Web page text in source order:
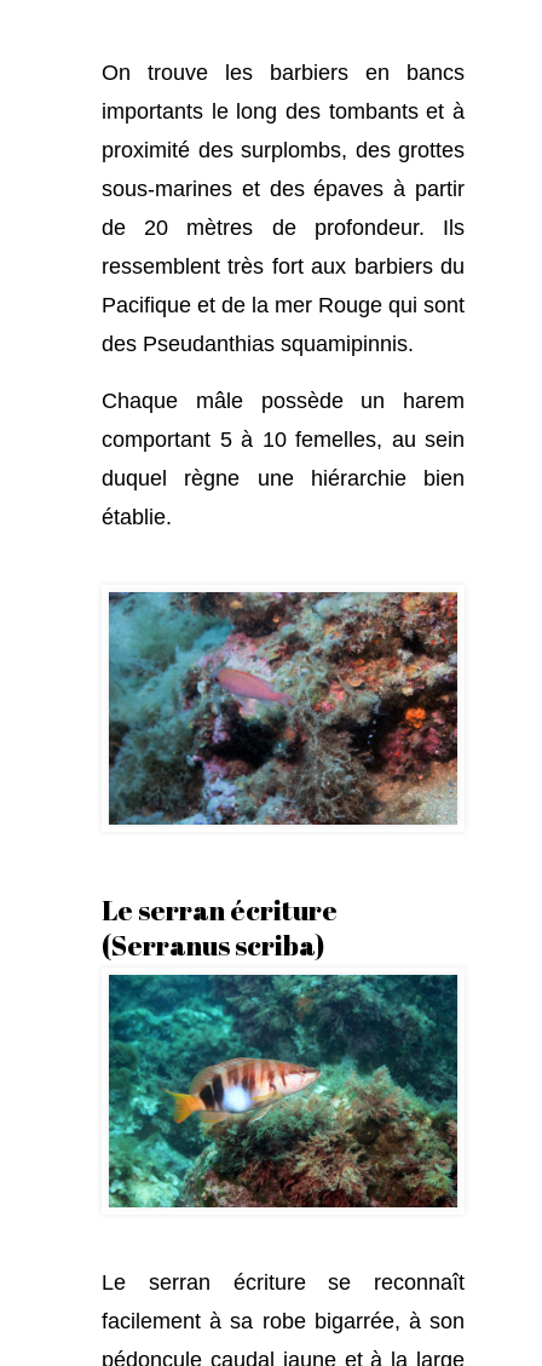
On trouve les barbiers en bancs
importants le long des tombants et à
proximité des surplombs, des grottes
sous-marines et des épaves à partir
de 20 mètres de profondeur. Ils
ressemblent très fort aux barbiers du
Pacifique et de la mer Rouge qui sont
des Pseudanthias squamipinnis.
Chaque mâle possède un harem
comportant 5 à 10 femelles, au sein
duquel règne une hiérarchie bien
établie.
Le serran écriture
(Serranus scriba)
Le serran écriture se reconnaît
facilement à sa robe bigarrée, à son
pédoncule caudal jaune et à la large